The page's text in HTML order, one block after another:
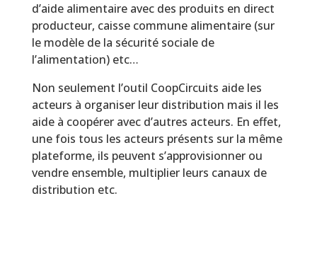
d’aide alimentaire avec des produits en direct
producteur, caisse commune alimentaire (sur
le modèle de la sécurité sociale de
l’alimentation) etc…
Non seulement l’outil CoopCircuits aide les
acteurs à organiser leur distribution mais il les
aide à coopérer avec d’autres acteurs. En effet,
une fois tous les acteurs présents sur la même
plateforme, ils peuvent s’approvisionner ou
vendre ensemble, multiplier leurs canaux de
distribution etc.